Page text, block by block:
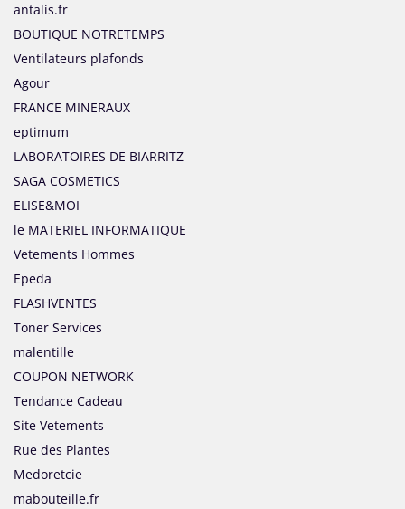
antalis.fr
BOUTIQUE NOTRETEMPS
Ventilateurs plafonds
Agour
FRANCE MINERAUX
eptimum
LABORATOIRES DE BIARRITZ
SAGA COSMETICS
ELISE&MOI
le MATERIEL INFORMATIQUE
Vetements Hommes
Epeda
FLASHVENTES
Toner Services
malentille
COUPON NETWORK
Tendance Cadeau
Site Vetements
Rue des Plantes
Medoretcie
mabouteille.fr